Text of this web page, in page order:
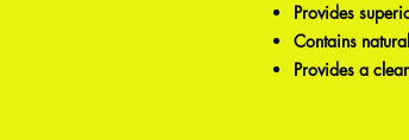
Provides
Contains
Provides a